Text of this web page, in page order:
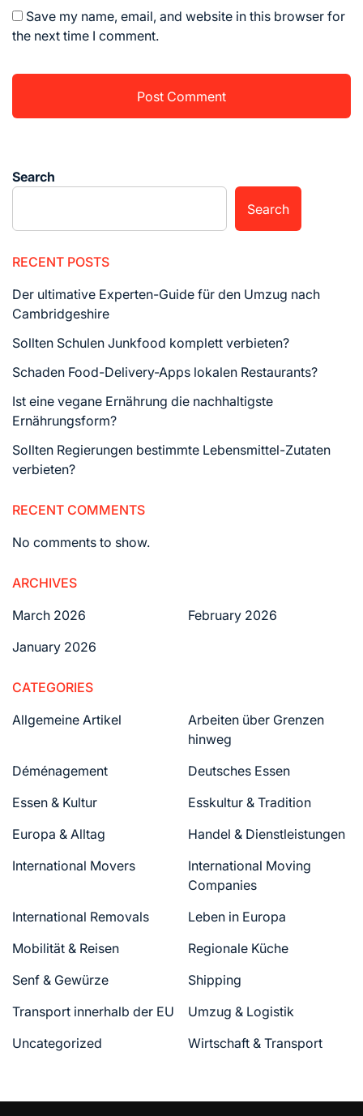
Save my name, email, and website in this browser for
the next time I comment.
Search
Search
RECENT POSTS
Der ultimative Experten-Guide für den Umzug nach
Cambridgeshire
Sollten Schulen Junkfood komplett verbieten?
Schaden Food-Delivery-Apps lokalen Restaurants?
Ist eine vegane Ernährung die nachhaltigste
Ernährungsform?
Sollten Regierungen bestimmte Lebensmittel-Zutaten
verbieten?
RECENT COMMENTS
No comments to show.
ARCHIVES
March 2026
February 2026
January 2026
CATEGORIES
Allgemeine Artikel
Arbeiten über Grenzen
hinweg
Déménagement
Deutsches Essen
Essen & Kultur
Esskultur & Tradition
Europa & Alltag
Handel & Dienstleistungen
International Movers
International Moving
Companies
International Removals
Leben in Europa
Mobilität & Reisen
Regionale Küche
Senf & Gewürze
Shipping
Transport innerhalb der EU
Umzug & Logistik
Uncategorized
Wirtschaft & Transport